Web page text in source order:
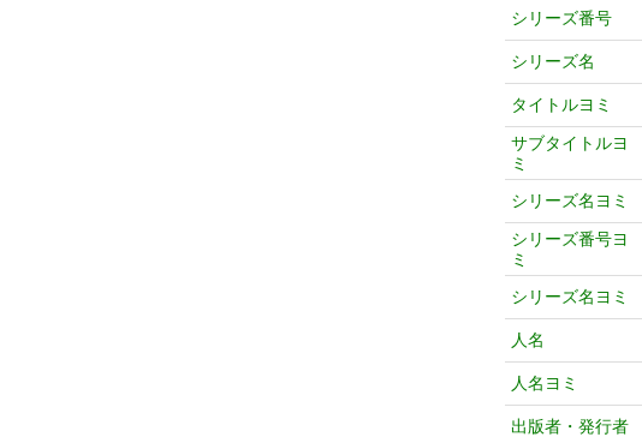
シリーズ番号
シリーズ名
タイトルヨミ
サブタイトルヨ
ミ
シリーズ名ヨミ
シリーズ番号ヨ
ミ
シリーズ名ヨミ
人名
人名ヨミ
出版者・発行者